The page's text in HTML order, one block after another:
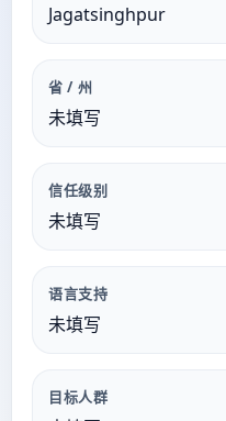
Jagatsinghpur
省 / 州
未填写
信任级别
未填写
语言支持
未填写
目标人群